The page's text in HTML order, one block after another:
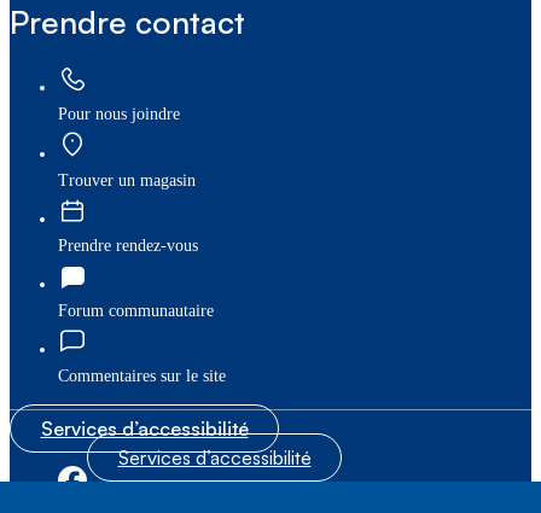
Prendre contact
Pour nous joindre
Trouver un magasin
Prendre rendez-vous
Forum communautaire
Commentaires sur le site
Services d’accessibilité
Services d’accessibilité